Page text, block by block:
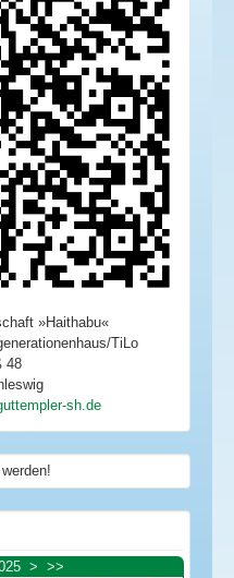
»Haithabu«
TiLo
48
> >>